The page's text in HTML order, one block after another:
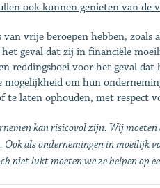
ook kunnen genieten van de
van vrije beroepen hebben,
geval dat zij in financiële
reddingsboei voor het geval
mogelijkheid om hun
te laten ophouden, met respect
kan risicovol zijn. Wij
Ook als ondernemingen in moeilijk
niet lukt moeten we ze helpen op